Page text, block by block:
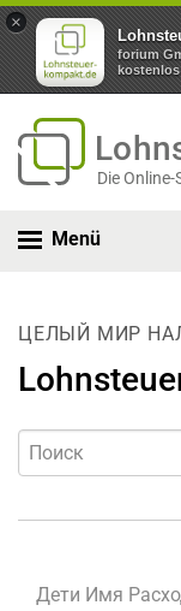
×
forium
kostenlos
Die
Menü
ЦЕЛЫЙ МИР
Дети Имя